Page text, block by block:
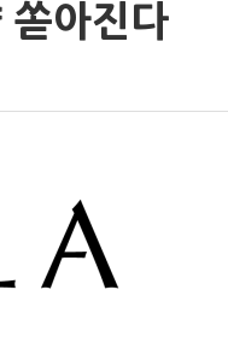
아진다